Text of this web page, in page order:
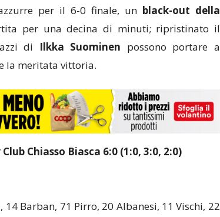
per il 6-0 finale, un black-out della
per una decina di minuti; ripristinato il
di Ilkka Suominen possono portare a
la meritata vittoria.
Chiasso Biasca 6:0 (1:0, 3:0, 2:0)
14 Barban, 71 Pirro, 20 Albanesi, 11 Vischi, 22